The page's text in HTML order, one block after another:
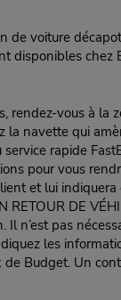
de voiture
disponibles
rendez-vous à la
navette qui
rapide
pour vous
et lui
DE
Il n’est pas
les
Budget. Un